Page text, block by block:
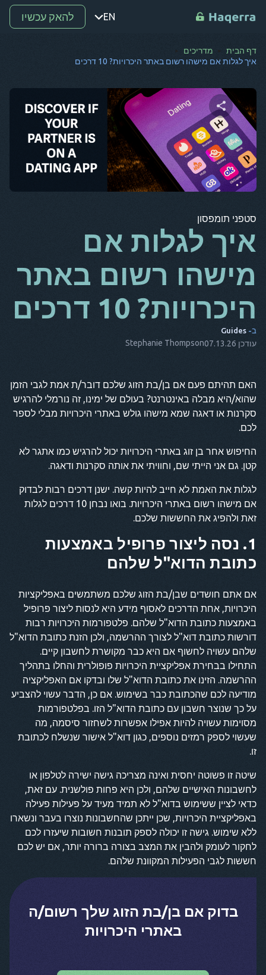
EN
נקודה
רו
מ-
SV
קו
BG
מאז
זה
ת
להאק עכשיו
דף הבית
מדריכים
איך לגלות אם מישהו רשום באתר היכרויות? 10 דרכים
שתף מאמר זה
טוויטר פייסבוק העתק קישור
סטפני תומפסון
איך לגלות אם
מישהו רשום באתר
היכרויות? 10 דרכים
ב- Guides
עודכן 07.13.26 Stephanie Thompson
האם תהיתם פעם אם בן/בת הזוג שלכם דובר/ת אמת לגבי הזמן
שהוא/היא מבלה באינטרנט? בעולם של ימינו, זה נורמלי להרגיש
סקרנות או דאגה שמא מישהו גולש באתרי היכרויות מבלי לספר
לכם.
החיפוש אחר בן זוג באתרי היכרויות יכול להרגיש כמו אתגר לא
קטן. גם אני הייתי שם, וחוויתי את אותה סקרנות ודאגה.
לגלות את האמת לא חייב להיות קשה. ישנן דרכים רבות לבדוק
אם מישהו רשום באתרי היכרויות. בואו נבחן 10 דרכים לגלות
זאת ולהפיג את החששות שלכם.
1. נסה ליצור פרופיל באמצעות
כתובת הדוא"ל שלהם
אם אתם חושדים שבן/בת הזוג שלכם משתמשים באפליקציות
היכרויות, אחת הדרכים לאסוף מידע היא לנסות ליצור פרופיל
באמצעות כתובת הדוא"ל שלהם. פלטפורמות היכרויות רבות
דורשות כתובת דוא"ל לצורך ההרשמה, ולכן הזנת כתובת הדוא"ל
שלהם עשויה לחשוף אם היא כבר מקושרת לחשבון קיים.
התחילו בבחירת אפליקציית היכרויות פופולרית והחלו בתהליך
ההרשמה. הזינו את כתובת הדוא"ל שלו ובדקו אם האפליקציה
מודיעה לכם שהכתובת כבר בשימוש. אם כן, הדבר עשוי להצביע
על כך שנוצר חשבון עם כתובת הדוא"ל הזו. בפלטפורמות
מסוימות עשויה להיות אפילו אפשרות לשחזור סיסמה, מה
שעשוי לספק רמזים נוספים, כגון דוא"ל אישור שנשלח לכתובת
זו.
שיטה זו פשוטה יחסית ואינה מצריכה גישה ישירה לטלפון או
לחשבונות האישיים שלהם, ולכן היא פחות פולשנית. עם זאת,
כדאי לציין ששימוש בדוא"ל לא תמיד מעיד על פעילות פעילה
באפליקציית היכרויות, שכן ייתכן שהחשבונות נוצרו בעבר ונשארו
ללא שימוש. גישה זו יכולה לספק תובנות חשובות שיעזרו לכם
לחקור לעומק ולהבין את המצב בצורה ברורה יותר, אם יש לכם
חששות לגבי הפעילות המקוונת שלהם.
בדוק אם בן/בת הזוג שלך רשום/ה
באתרי היכרויות